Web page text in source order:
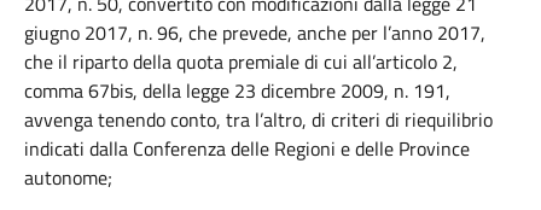
giugno 2017, n. 96, che prevede, anche per l’anno 2017,
che il riparto della quota premiale di cui all’articolo 2,
comma 67bis, della legge 23 dicembre 2009, n. 191,
avvenga tenendo conto, tra l’altro, di criteri di riequilibrio
indicati dalla Conferenza delle Regioni e delle Province
autonome;